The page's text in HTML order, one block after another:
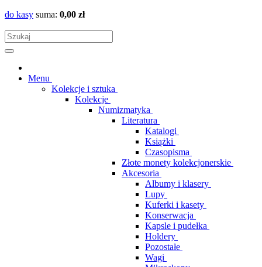
do kasy suma: 0,00 zł
Menu
Kolekcje i sztuka
Kolekcje
Numizmatyka
Literatura
Katalogi
Książki
Czasopisma
Złote monety kolekcjonerskie
Akcesoria
Albumy i klasery
Lupy
Kuferki i kasety
Konserwacja
Kapsle i pudełka
Holdery
Pozostałe
Wagi